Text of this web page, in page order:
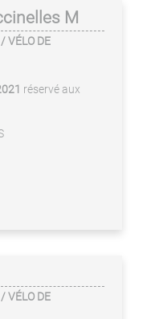
M
VÉLO DE
réservé aux
VÉLO DE